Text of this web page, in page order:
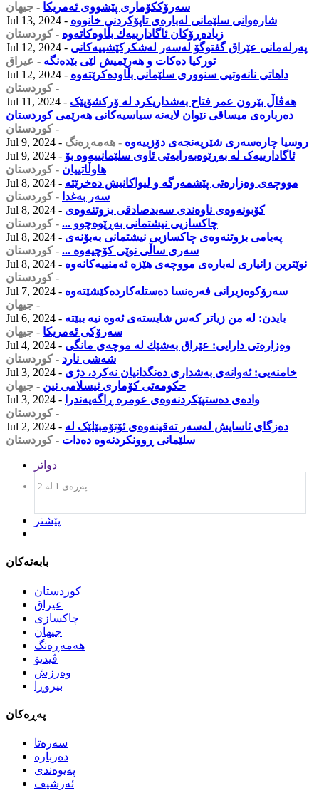
سەرۆککۆماری پێشووی ئەمریکا - جیهان
Jul 13, 2024 - شارەوانی سلێمانی لەبارەی تاپۆكردنی خانووە
زیادەڕۆكان ئاگادارییەك بڵاوەكاتەوە - كوردستان
Jul 12, 2024 - پەرلەمانى عێراق گفتوگۆ لەسەر لەشكركێشییەكانی
توركیا دەکات و هەرێمیش لێى بێدەنگە - عیراق
Jul 12, 2024 - داهاتی نانەوتیی سنووری سلێمانی بڵاودەكرێتەوە
- كوردستان
Jul 11, 2024 - هەڤاڵ بێرون عمر فتاح بەشداریکرد لە ۆرکشۆپێک
دەربارەی میساقی نێوان لایەنە سیاسیەکانی هەرێمی کوردستان
- كوردستان
Jul 9, 2024 -
روسیا چارەسەری شێرپەنجەی دۆزییەوە - هەمەڕەنگ
Jul 9, 2024 - ئاگادارییەک لە بەڕێوەبەرایەتی ئاوی سلێمانییەوە بۆ
هاوڵاتییان - كوردستان
Jul 8, 2024 - مووچه‌ى وه‌زاره‌تى پێشمه‌رگه‌ و لیواكانیش ده‌خرێته‌
سه‌ر به‌غدا - كوردستان
Jul 8, 2024 - کۆبونەوەی ناوەندی سەیدصادقی بزوتنەوەی
چاکسازیی نیشتمانی بەڕێوەچوو ... - كوردستان
Jul 8, 2024 - پەیامی بزوتنەوەی چاکسازیی نیشتمانی بەبۆنەی
سەری ساڵی نوێی کۆچیەوە ... - كوردستان
Jul 8, 2024 - نوێترین زانیاری لەبارەی مووچەی هێزە ئەمنییەکانەوە
- كوردستان
Jul 7, 2024 - سەرۆكوەزیرانی فەرەنسا دەستلەكاردەكێشێتەوە
- جیهان
Jul 6, 2024 - بایدن: له‌ من زیاتر كه‌س شایسته‌ی ئەوە نیە ببێتە
سەرۆکى ئەمریکا - جیهان
Jul 4, 2024 - وه‌زاره‌تی دارایی: عێراق به‌شێك له‌ موچه‌ی مانگی
شه‌شی نارد - كوردستان
Jul 3, 2024 - خامنەیی: ئەوانەی بەشداری دەنگدانیان نەکرد، دژی
حکومەتی کۆماری ئیسلامی نین - جیهان
Jul 3, 2024 -
وادەی دەستپێکردنەوەی عومرە ڕاگەیەندرا
- كوردستان
Jul 2, 2024 - دەزگای ئاسایش لەسەر تەقینەوەی ئۆتۆمبێلێک لە
سلێمانی ڕوونکردنەوە دەدات - كوردستان
دواتر
پەڕەی 1 لە 2
پێشتر
بابەتەکان
كوردستان
عیراق
چاكسازی
جیهان
هەمەڕەنگ
ڤیدیۆ
وەرزش
بیروڕا
پەڕەکان
سەرەتا
دەربارە
پەیوەندی
ئەرشیف